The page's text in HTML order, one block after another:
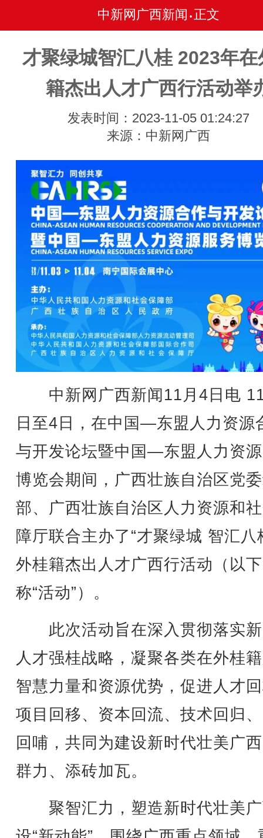
中新网广西新闻 • 正文
才聚绿城智汇八桂 2023年在
籍杰出人才广西行活动举
发表时间：2023-11-05 01:24:27
来源：中新网广西
中新网广西新闻11月4日电
日至4日，在中国—东盟人力资源
与开发论坛暨中国—东盟人力资
博览会期间，广西壮族自治区党
部、广西壮族自治区人力资源和
障厅联合主办了“才聚绿城 智汇八
外桂籍杰出人才广西行活动（以
称“活动”）。
此次活动旨在深入贯彻落实
人才强桂战略，凝聚各类在外桂
智慧力量和资源优势，促进人才
项目回移、资本回流、技术回归
回哺，共同为建设新时代壮美广
群力、添砖加瓦。
聚智汇力，塑造新时代壮美